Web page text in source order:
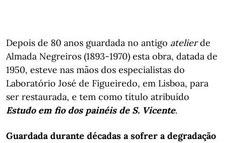
Depois de 80 anos guardada no antigo atelierde
Almada Negreiros (1893-1970) esta obra, datada de
1950, esteve nas mãos dos especialistas do
Laboratório José de Figueiredo, em Lisboa, para
ser restaurada, e tem como título atribuído
Estudo em fio dos painéis de S. Vicente.
Guardada durante décadas a sofrer a degradação